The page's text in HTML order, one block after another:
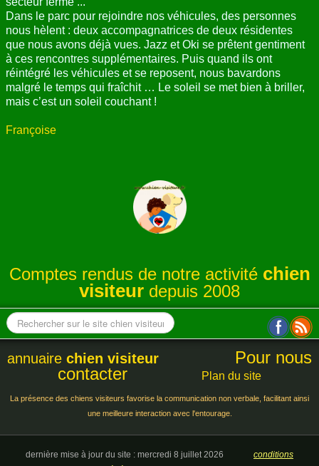
Dans le parc pour rejoindre nos véhicules, des personnes
nous hèlent : deux accompagnatrices de deux résidentes
que nous avons déjà vues. Jazz et Oki se prêtent gentiment
à ces rencontres supplémentaires. Puis quand ils ont
réintégré les véhicules et se reposent, nous bavardons
malgré le temps qui fraîchit … Le soleil se met bien à briller,
mais c’est un soleil couchant !
Françoise
Comptes rendus de notre activité chien
visiteur depuis 2008
annuaire chien visiteur
Pour nous
contacter
Plan du site
La présence des chiens visiteurs favorise la communication non verbale, facilitant ainsi
une meilleure interaction avec l'entourage.
dernière mise à jour du site : mercredi 8 juillet 2026 conditions